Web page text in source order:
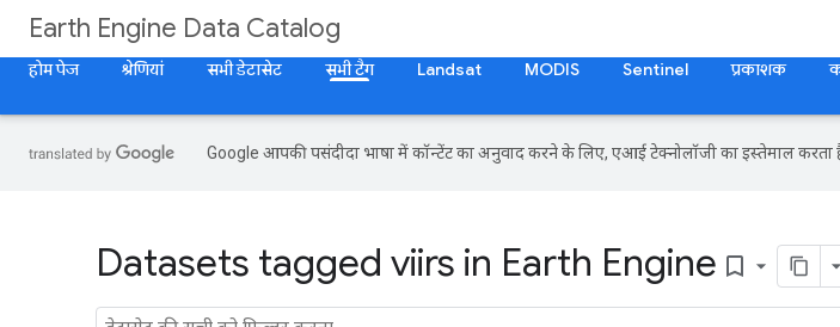
Earth Engine Data Catalog
होम पेज
श्रेणियां सभी डेटासेट सभी टैग Landsat MODIS Sentinel प्रकाशक
Google आपकी पसंदीदा भाषा में कॉन्टेंट का अनुवाद करने के लिए, एआई टेक्नोलॉजी का इस्तेमाल
Datasets tagged viirs in Earth Engine bookmark_border